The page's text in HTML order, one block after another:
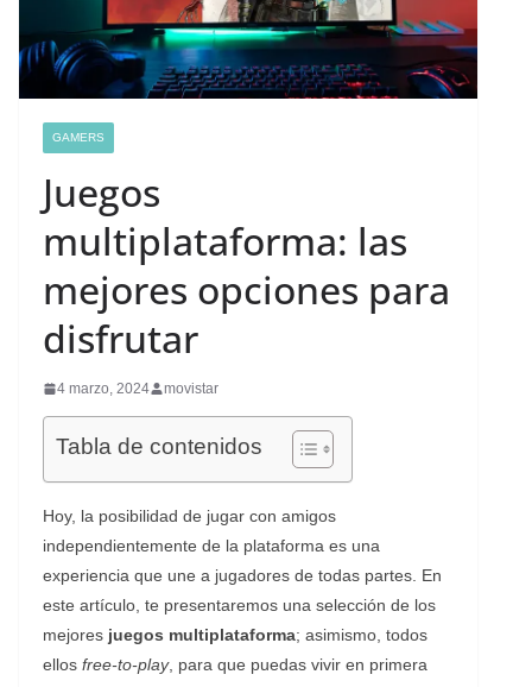
GAMERS
Juegos
multiplataforma: las
mejores opciones para
disfrutar
4 marzo, 2024 movistar
Tabla de contenidos
Hoy, la posibilidad de jugar con amigos
independientemente de la plataforma es una
experiencia que une a jugadores de todas partes. En
este artículo, te presentaremos una selección de los
mejores juegos multiplataforma; asimismo, todos
ellos free-to-play, para que puedas vivir en primera